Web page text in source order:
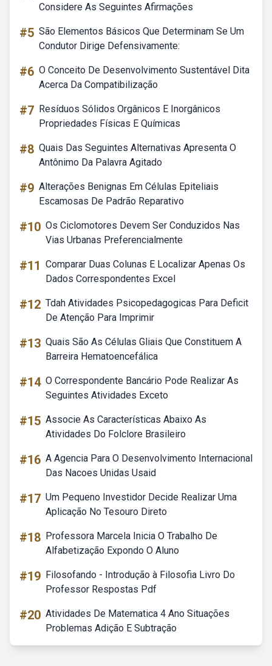
Considere As Seguintes Afirmações
#5 São Elementos Básicos Que Determinam Se Um
Condutor Dirige Defensivamente:
#6 O Conceito De Desenvolvimento Sustentável Dita
Acerca Da Compatibilização
#7 Resíduos Sólidos Orgânicos E Inorgânicos
Propriedades Físicas E Químicas
#8 Quais Das Seguintes Alternativas Apresenta O
Antônimo Da Palavra Agitado
#9 Alterações Benignas Em Células Epiteliais
Escamosas De Padrão Reparativo
#10 Os Ciclomotores Devem Ser Conduzidos Nas
Vias Urbanas Preferencialmente
#11 Comparar Duas Colunas E Localizar Apenas Os
Dados Correspondentes Excel
#12 Tdah Atividades Psicopedagogicas Para Deficit
De Atenção Para Imprimir
#13 Quais São As Células Gliais Que Constituem A
Barreira Hematoencefálica
#14 O Correspondente Bancário Pode Realizar As
Seguintes Atividades Exceto
#15 Associe As Características Abaixo As
Atividades Do Folclore Brasileiro
#16 A Agencia Para O Desenvolvimento Internacional
Das Nacoes Unidas Usaid
#17 Um Pequeno Investidor Decide Realizar Uma
Aplicação No Tesouro Direto
#18 Professora Marcela Inicia O Trabalho De
Alfabetização Expondo O Aluno
#19 Filosofando - Introdução à Filosofia Livro Do
Professor Respostas Pdf
#20 Atividades De Matematica 4 Ano Situações
Problemas Adição E Subtração